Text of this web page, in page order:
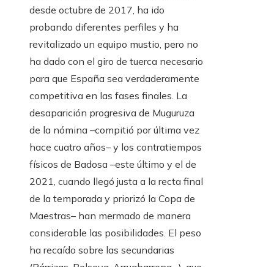
desde octubre de 2017, ha ido
probando diferentes perfiles y ha
revitalizado un equipo mustio, pero no
ha dado con el giro de tuerca necesario
para que España sea verdaderamente
competitiva en las fases finales. La
desaparición progresiva de Muguruza
de la nómina –compitió por última vez
hace cuatro años– y los contratiempos
físicos de Badosa –este último y el de
2021, cuando llegó justa a la recta final
de la temporada y priorizó la Copa de
Maestras– han mermado de manera
considerable las posibilidades. El peso
ha recaído sobre las secundarias